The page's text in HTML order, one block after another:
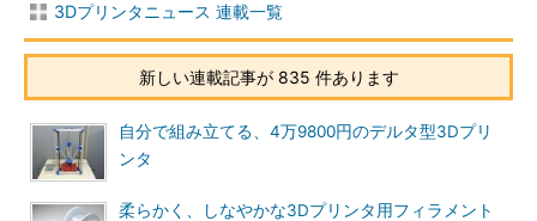
3Dプリンタニュース 連載一覧
新しい連載記事が 835 件あります
自分で組み立てる、4万9800円のデルタ型3Dプリ
ンタ
柔らかく、しなやかな3Dプリンタ用フィラメント